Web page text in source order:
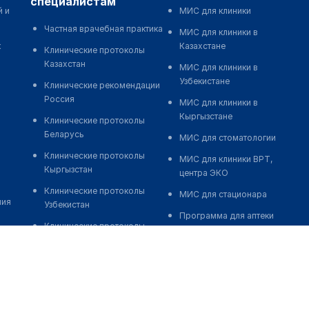
и
Частная врачебная практика
Клинические протоколы
Казахстан
Клинические рекомендации
Россия
Клинические протоколы
Беларусь
Клинические протоколы
Кыргызстан
Клинические протоколы
Узбекистан
Клинические протоколы
МИС для клиники
МИС для клиники в
Казахстане
МИС для клиники в
Узбекистане
МИС для клиники в
Кыргызстане
МИС для стоматологии
МИС для клиники ВРТ,
центра ЭКО
МИС для стационара
Программа для аптеки